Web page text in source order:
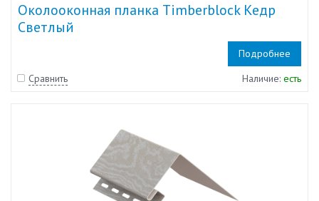
Околооконная планка Timberblock Кедр
Светлый
Подробнее
Сравнить
Наличие: есть